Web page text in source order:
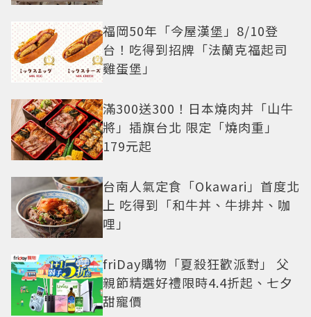
福岡50年「今屋漢堡」8/10登
台！吃得到招牌「法蘭克福起司
雞蛋堡」
滿300送300！日本燒肉丼「山牛
將」插旗台北 限定「燒肉重」
179元起
台南人氣定食「Okawari」首度北
上 吃得到「和牛丼、牛排丼、咖
哩」
friDay購物「夏殺狂歡派對」 父
親節精選好禮限時4.4折起、七夕
甜寵價